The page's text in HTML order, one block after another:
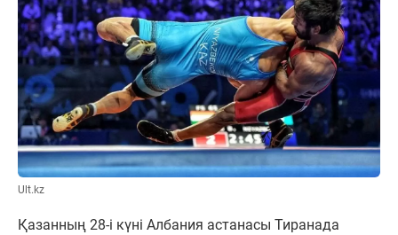
Ult.kz
Қазанның 28-і күні Албания астанасы Тиранада